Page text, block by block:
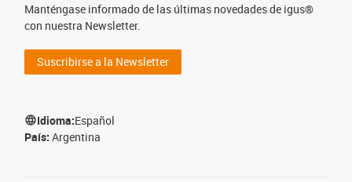
Manténgase informado de las últimas novedades de igus®
con nuestra Newsletter.
Suscribirse a la Newsletter
Idioma:Español
País: Argentina